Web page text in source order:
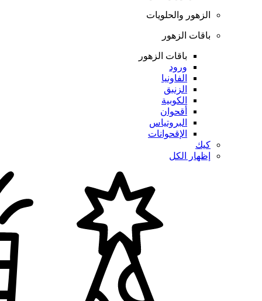
الزهور والحلويات
باقات الزهور
باقات الزهور
ورود
الفاونيا
الزنبق
الكوبية
أقحوان
البروتياس
الإقحوانات
كيك
إظهار الكل